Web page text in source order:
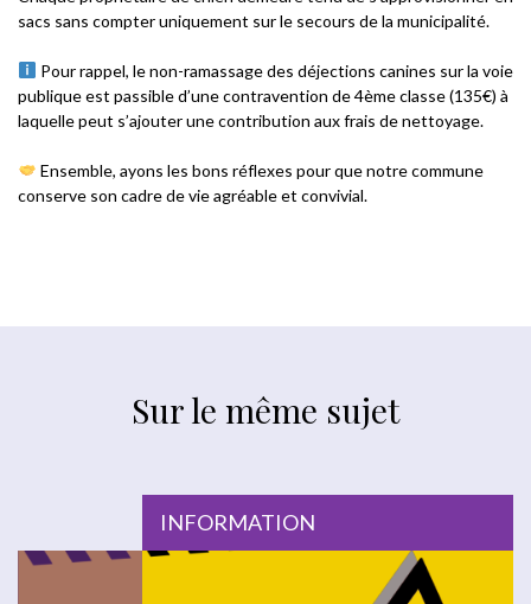
sacs sans compter uniquement sur le secours de la municipalité.
Pour rappel, le non-ramassage des déjections canines sur la voie
publique est passible d’une contravention de 4ème classe (135€) à
laquelle peut s’ajouter une contribution aux frais de nettoyage.
Ensemble, ayons les bons réflexes pour que notre commune
conserve son cadre de vie agréable et convivial.
Sur le même sujet
INFORMATION